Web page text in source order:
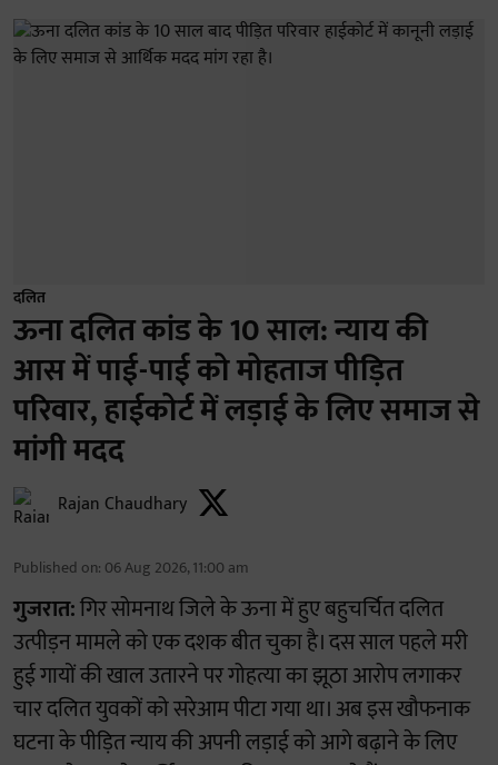
दलित
ऊना दलित कांड के 10 साल: न्याय की
आस में पाई-पाई को मोहताज पीड़ित
परिवार, हाईकोर्ट में लड़ाई के लिए समाज से
मांगी मदद
Rajan Chaudhary
Published on: 06 Aug 2026, 11:00 am
गुजरात:गिर सोमनाथ जिले के ऊना में हुए बहुचर्चित दलित
उत्पीड़न मामले को एक दशक बीत चुका है। दस साल पहले मरी
हुई गायों की खाल उतारने पर गोहत्या का झूठा आरोप लगाकर
चार दलित युवकों को सरेआम पीटा गया था। अब इस खौफनाक
घटना के पीड़ित न्याय की अपनी लड़ाई को आगे बढ़ाने के लिए